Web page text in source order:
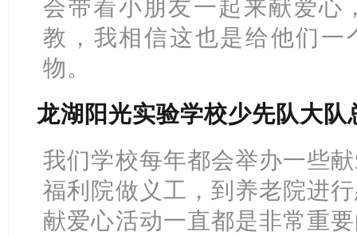
会带着小朋友一起来献爱心
教，我相信这也是给他们一
物。
龙湖阳光实验学校少先队大
我们学校每年都会举办一些
福利院做义工，到养老院进
献爱心活动一直都是非常重